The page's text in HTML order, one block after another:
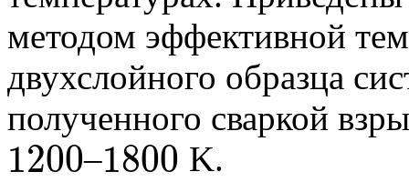
методом эффективной
двухслойного образца
полученного сваркой
1200
1200 –1800
1800 K.